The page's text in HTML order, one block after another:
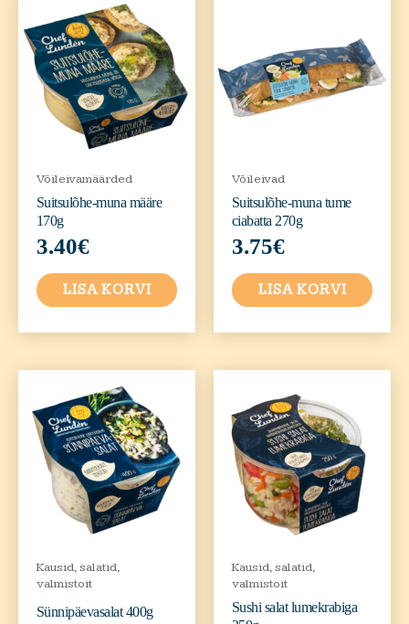
Võileivamäärded
Suitsulõhe-muna määre
170g
3.40€
LISA KORVI
Võileivad
Suitsulõhe-muna tume
ciabatta 270g
3.75€
LISA KORVI
Kausid, salatid,
valmistoit
Sünnipäevasalat 400g
Kausid, salatid,
valmistoit
Sushi salat lumekrabiga